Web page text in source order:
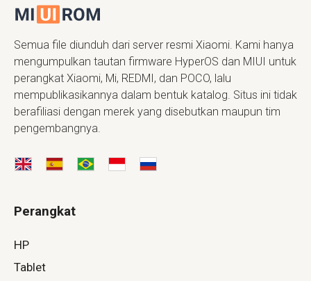
Semua file diunduh dari server resmi Xiaomi. Kami hanya
mengumpulkan tautan firmware HyperOS dan MIUI untuk
perangkat Xiaomi, Mi, REDMI, dan POCO, lalu
mempublikasikannya dalam bentuk katalog. Situs ini tidak
berafiliasi dengan merek yang disebutkan maupun tim
pengembangnya.
Perangkat
HP
Tablet